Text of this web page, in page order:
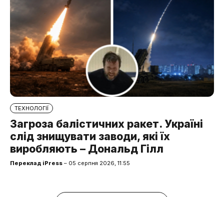
ТЕХНОЛОГІЇ
Загроза балістичних ракет. Україні
слід знищувати заводи, які їх
виробляють – Дональд Гілл
Переклад iPress – 05 серпня 2026, 11:55